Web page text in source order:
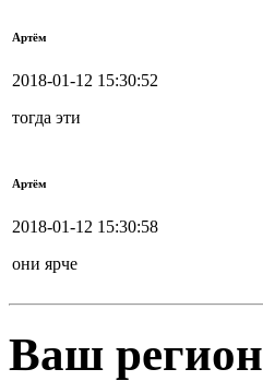
Артём
2018-01-12 15:30:52
тогда эти
Артём
2018-01-12 15:30:58
они ярче
Ваш регион